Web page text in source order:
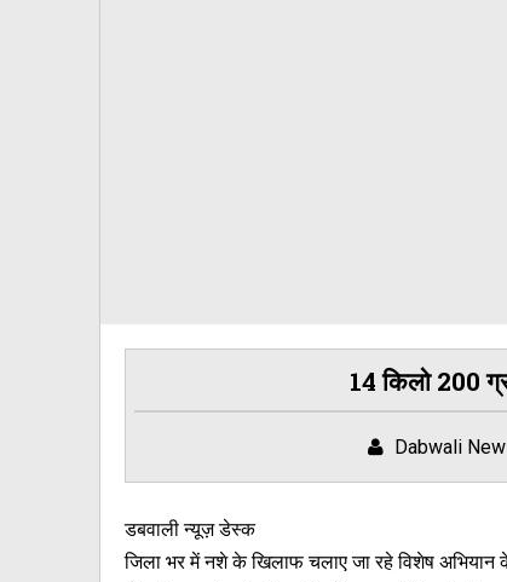
14 किलो 200
Dabwali
डबवाली न्यूज़ डेस्क
जिला भर में नशे के खिलाफ चलाए जा रहे विशेष अभियान